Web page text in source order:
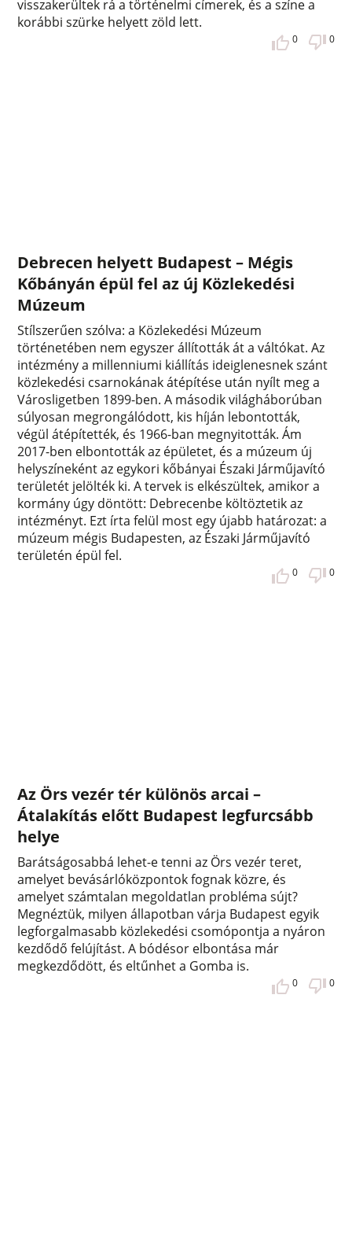
visszakerültek rá a történelmi címerek, és a színe a
korábbi szürke helyett zöld lett.
0 0
Debrecen helyett Budapest – Mégis
Kőbányán épül fel az új Közlekedési
Múzeum
Stílszerűen szólva: a Közlekedési Múzeum
történetében nem egyszer állították át a váltókat. Az
intézmény a millenniumi kiállítás ideiglenesnek szánt
közlekedési csarnokának átépítése után nyílt meg a
Városligetben 1899-ben. A második világháborúban
súlyosan megrongálódott, kis híján lebontották,
végül átépítették, és 1966-ban megnyitották. Ám
2017-ben elbontották az épületet, és a múzeum új
helyszíneként az egykori kőbányai Északi Járműjavító
területét jelölték ki. A tervek is elkészültek, amikor a
kormány úgy döntött: Debrecenbe költöztetik az
intézményt. Ezt írta felül most egy újabb határozat: a
múzeum mégis Budapesten, az Északi Járműjavító
területén épül fel.
0 0
Az Örs vezér tér különös arcai –
Átalakítás előtt Budapest legfurcsább
helye
Barátságosabbá lehet-e tenni az Örs vezér teret,
amelyet bevásárlóközpontok fognak közre, és
amelyet számtalan megoldatlan probléma sújt?
Megnéztük, milyen állapotban várja Budapest egyik
legforgalmasabb közlekedési csomópontja a nyáron
kezdődő felújítást. A bódésor elbontása már
megkezdődött, és eltűnhet a Gomba is.
0 0